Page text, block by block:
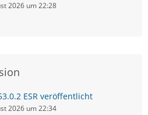
2026 um 22:28
ESR veröffentlicht
2026 um 22:34